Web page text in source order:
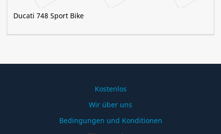
Ducati 748 Sport Bike
Kostenlos
Wir über uns
Bedingungen und Konditionen